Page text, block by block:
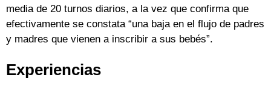
media de 20 turnos diarios, a la vez que confirma que
efectivamente se constata “una baja en el flujo de padres
y madres que vienen a inscribir a sus bebés”.
Experiencias